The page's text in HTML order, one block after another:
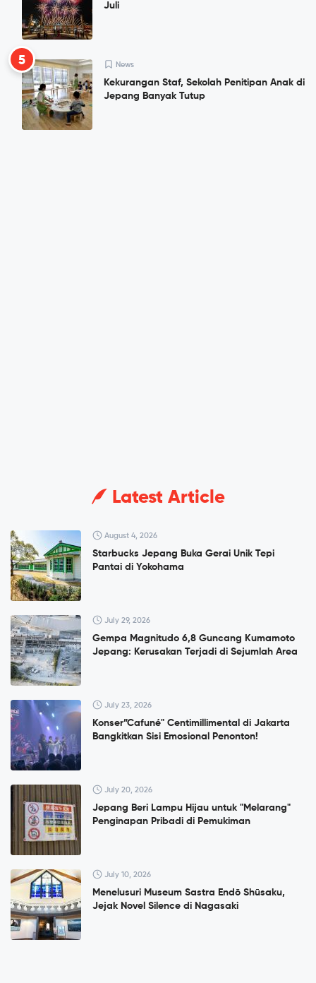
Juli
5 News
Kekurangan Staf, Sekolah Penitipan Anak di
Jepang Banyak Tutup
Latest Article
August 4, 2026
Starbucks Jepang Buka Gerai Unik Tepi
Pantai di Yokohama
July 29, 2026
Gempa Magnitudo 6,8 Guncang Kumamoto
Jepang: Kerusakan Terjadi di Sejumlah Area
July 23, 2026
Konser”Cafuné" Centimillimental di Jakarta
Bangkitkan Sisi Emosional Penonton!
July 20, 2026
Jepang Beri Lampu Hijau untuk "Melarang"
Penginapan Pribadi di Pemukiman
July 10, 2026
Menelusuri Museum Sastra Endō Shūsaku,
Jejak Novel Silence di Nagasaki